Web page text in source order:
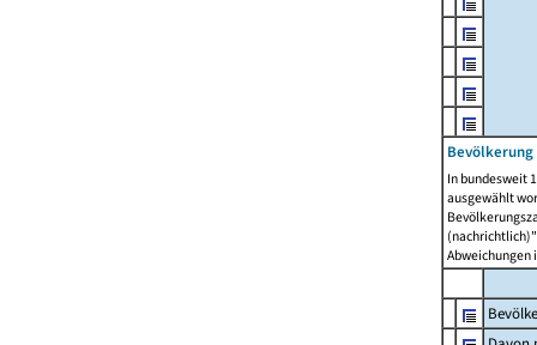
In bundesweit
ausgewählt
Abweichungen